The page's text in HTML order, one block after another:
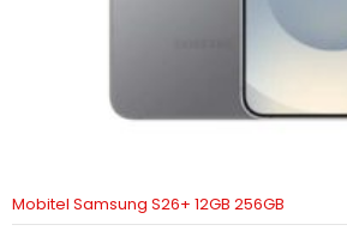
Mobitel Samsung S26+ 12GB 256GB